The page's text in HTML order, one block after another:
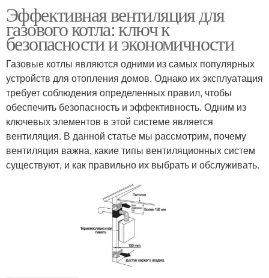
Эффективная вентиляция для
газового котла: ключ к
безопасности и экономичности
Газовые котлы являются одними из самых популярных
устройств для отопления домов. Однако их эксплуатация
требует соблюдения определенных правил, чтобы
обеспечить безопасность и эффективность. Одним из
ключевых элементов в этой системе является
вентиляция. В данной статье мы рассмотрим, почему
вентиляция важна, какие типы вентиляционных систем
существуют, и как правильно их выбрать и обслуживать.